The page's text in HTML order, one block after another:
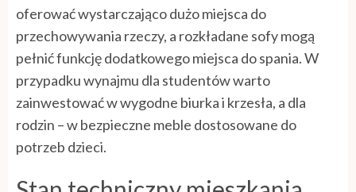
oferować wystarczająco dużo miejsca do
przechowywania rzeczy, a rozkładane sofy mogą
pełnić funkcję dodatkowego miejsca do spania. W
przypadku wynajmu dla studentów warto
zainwestować w wygodne biurka i krzesła, a dla
rodzin – w bezpieczne meble dostosowane do
potrzeb dzieci.